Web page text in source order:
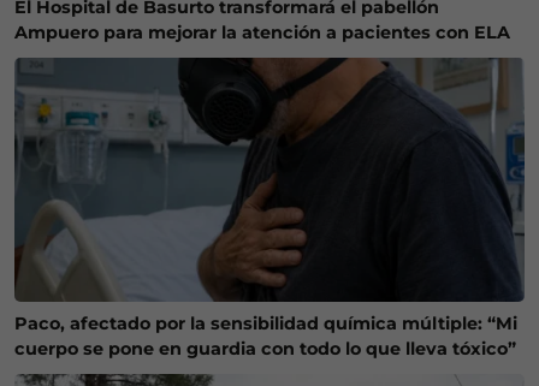
El Hospital de Basurto transformará el pabellón
Ampuero para mejorar la atención a pacientes con ELA
Paco, afectado por la sensibilidad química múltiple: “Mi
cuerpo se pone en guardia con todo lo que lleva tóxico”